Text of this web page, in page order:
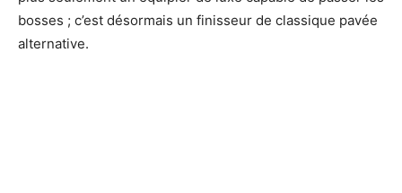
bosses ; c’est désormais un finisseur de classique pavée
alternative.